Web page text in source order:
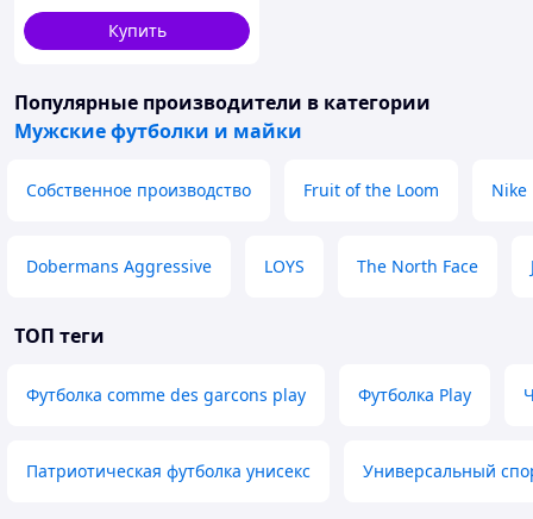
Купить
Популярные производители в категории
Мужские футболки и майки
Собственное производство Fruit of the Loom Nike
Dobermans Aggressive LOYS The North Face
ТОП теги
Футболка comme des garcons play Футболка Play
Патриотическая футболка унисекс Универсальный